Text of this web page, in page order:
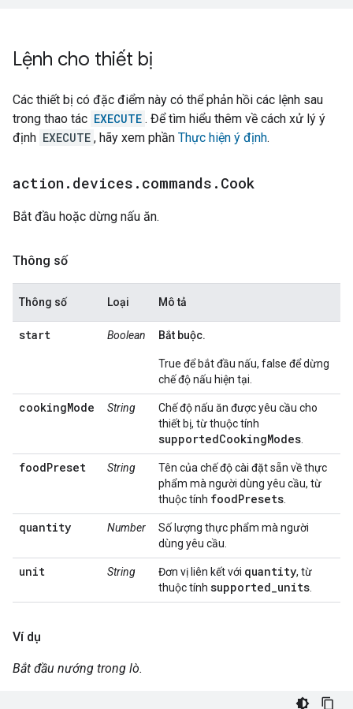
Lệnh cho thiết bị
Các thiết bị có đặc điểm này có thể phản hồi các lệnh sau
trong thao tác EXECUTE . Để tìm hiểu thêm về cách xử lý ý
định EXECUTE , hãy xem phần Thực hiện ý định.
action . devices . commands . Cook
Bắt đầu hoặc dừng nấu ăn.
Thông số
Thông số Loại Mô tả
start Boolean Bắt buộc.
True để bắt đầu nấu, false để dừng
chế độ nấu hiện tại.
cookingMode String
Chế độ nấu ăn được yêu cầu cho
thiết bị, từ thuộc tính
supportedCookingModes
foodPreset String
Tên của chế độ cài đặt sẵn về thực
phẩm mà người dùng yêu cầu, từ
thuộc tính foodPresets
quantity Number
Số lượng thực phẩm mà người
dùng yêu cầu.
unit String Đơn vị liên kết với quantity, từ
thuộc tính supported_units
Ví dụ
Bắt đầu nướng trong lò.